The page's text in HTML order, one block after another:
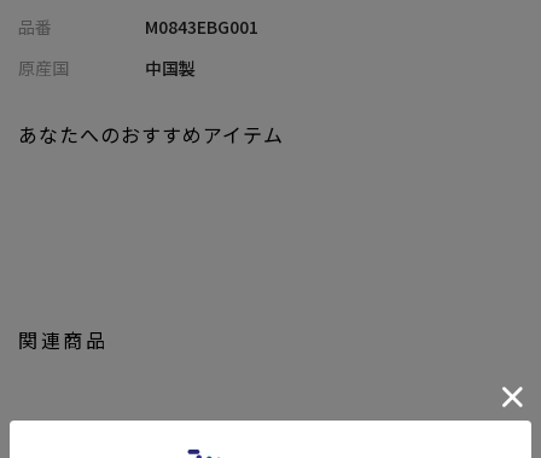
しています。
いつもあなたの隣にいる存在でありたい。多くの人の様々な分岐
ディースといった固定概念をなくし、ファッション性、機能性、
タイルを提案します。
り、ささやかな高揚感を感じていただけるような”おしゃれ着”を
品番
M0843EBG001
原産国
中国製
関連商品
あなたへのおすすめアイテム